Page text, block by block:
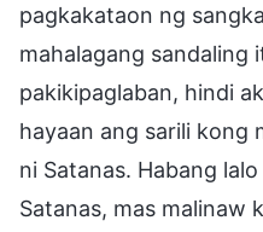
pagkakataon ng
mahalagang sandaling
pakikipaglaban, hindi
hayaan ang sarili kong
ni Satanas. Habang
Satanas, mas malinaw